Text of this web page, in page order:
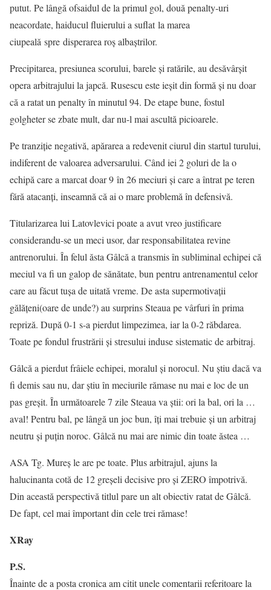
putut. Pe lângă ofsaidul de la primul gol, două penalty-uri
neacordate, haiducul fluierului a suflat la marea
ciupeală spre disperarea roș albaștrilor.
Precipitarea, presiunea scorului, barele și ratările, au desăvârșit
opera arbitrajului la japcă. Rusescu este ieșit din formă și nu doar
că a ratat un penalty în minutul 94. De etape bune, fostul
golgheter se zbate mult, dar nu-l mai ascultă picioarele.
Pe tranziție negativă, apărarea a redevenit ciurul din startul turului,
indiferent de valoarea adversarului. Când iei 2 goluri de la o
echipă care a marcat doar 9 în 26 meciuri și care a întrat pe teren
fără atacanți, inseamnă că ai o mare problemă în defensivă.
Titularizarea lui Latovlevici poate a avut vreo justificare
considerandu-se un meci usor, dar responsabilitatea revine
antrenorului. În felul ăsta Gâlcă a transmis în subliminal echipei că
meciul va fi un galop de sănătate, bun pentru antrenamentul celor
care au făcut tușa de uitată vreme. De asta supermotivații
gălățeni(oare de unde?) au surprins Steaua pe vârfuri în prima
repriză. După 0-1 s-a pierdut limpezimea, iar la 0-2 răbdarea.
Toate pe fondul frustrării și stresului induse sistematic de arbitraj.
Gâlcă a pierdut frâiele echipei, moralul și norocul. Nu știu dacă va
fi demis sau nu, dar știu în meciurile rămase nu mai e loc de un
pas greșit. În următoarele 7 zile Steaua va știi: ori la bal, ori la …
aval! Pentru bal, pe lângă un joc bun, îți mai trebuie și un arbitraj
neutru și puțin noroc. Gâlcă nu mai are nimic din toate ăstea …
ASA Tg. Mureș le are pe toate. Plus arbitrajul, ajuns la
halucinanta cotă de 12 greșeli decisive pro și ZERO împotrivă.
Din această perspectivă titlul pare un alt obiectiv ratat de Gâlcă.
De fapt, cel mai împortant din cele trei rămase!
XRay
P.S.
Înainte de a posta cronica am citit unele comentarii referitoare la